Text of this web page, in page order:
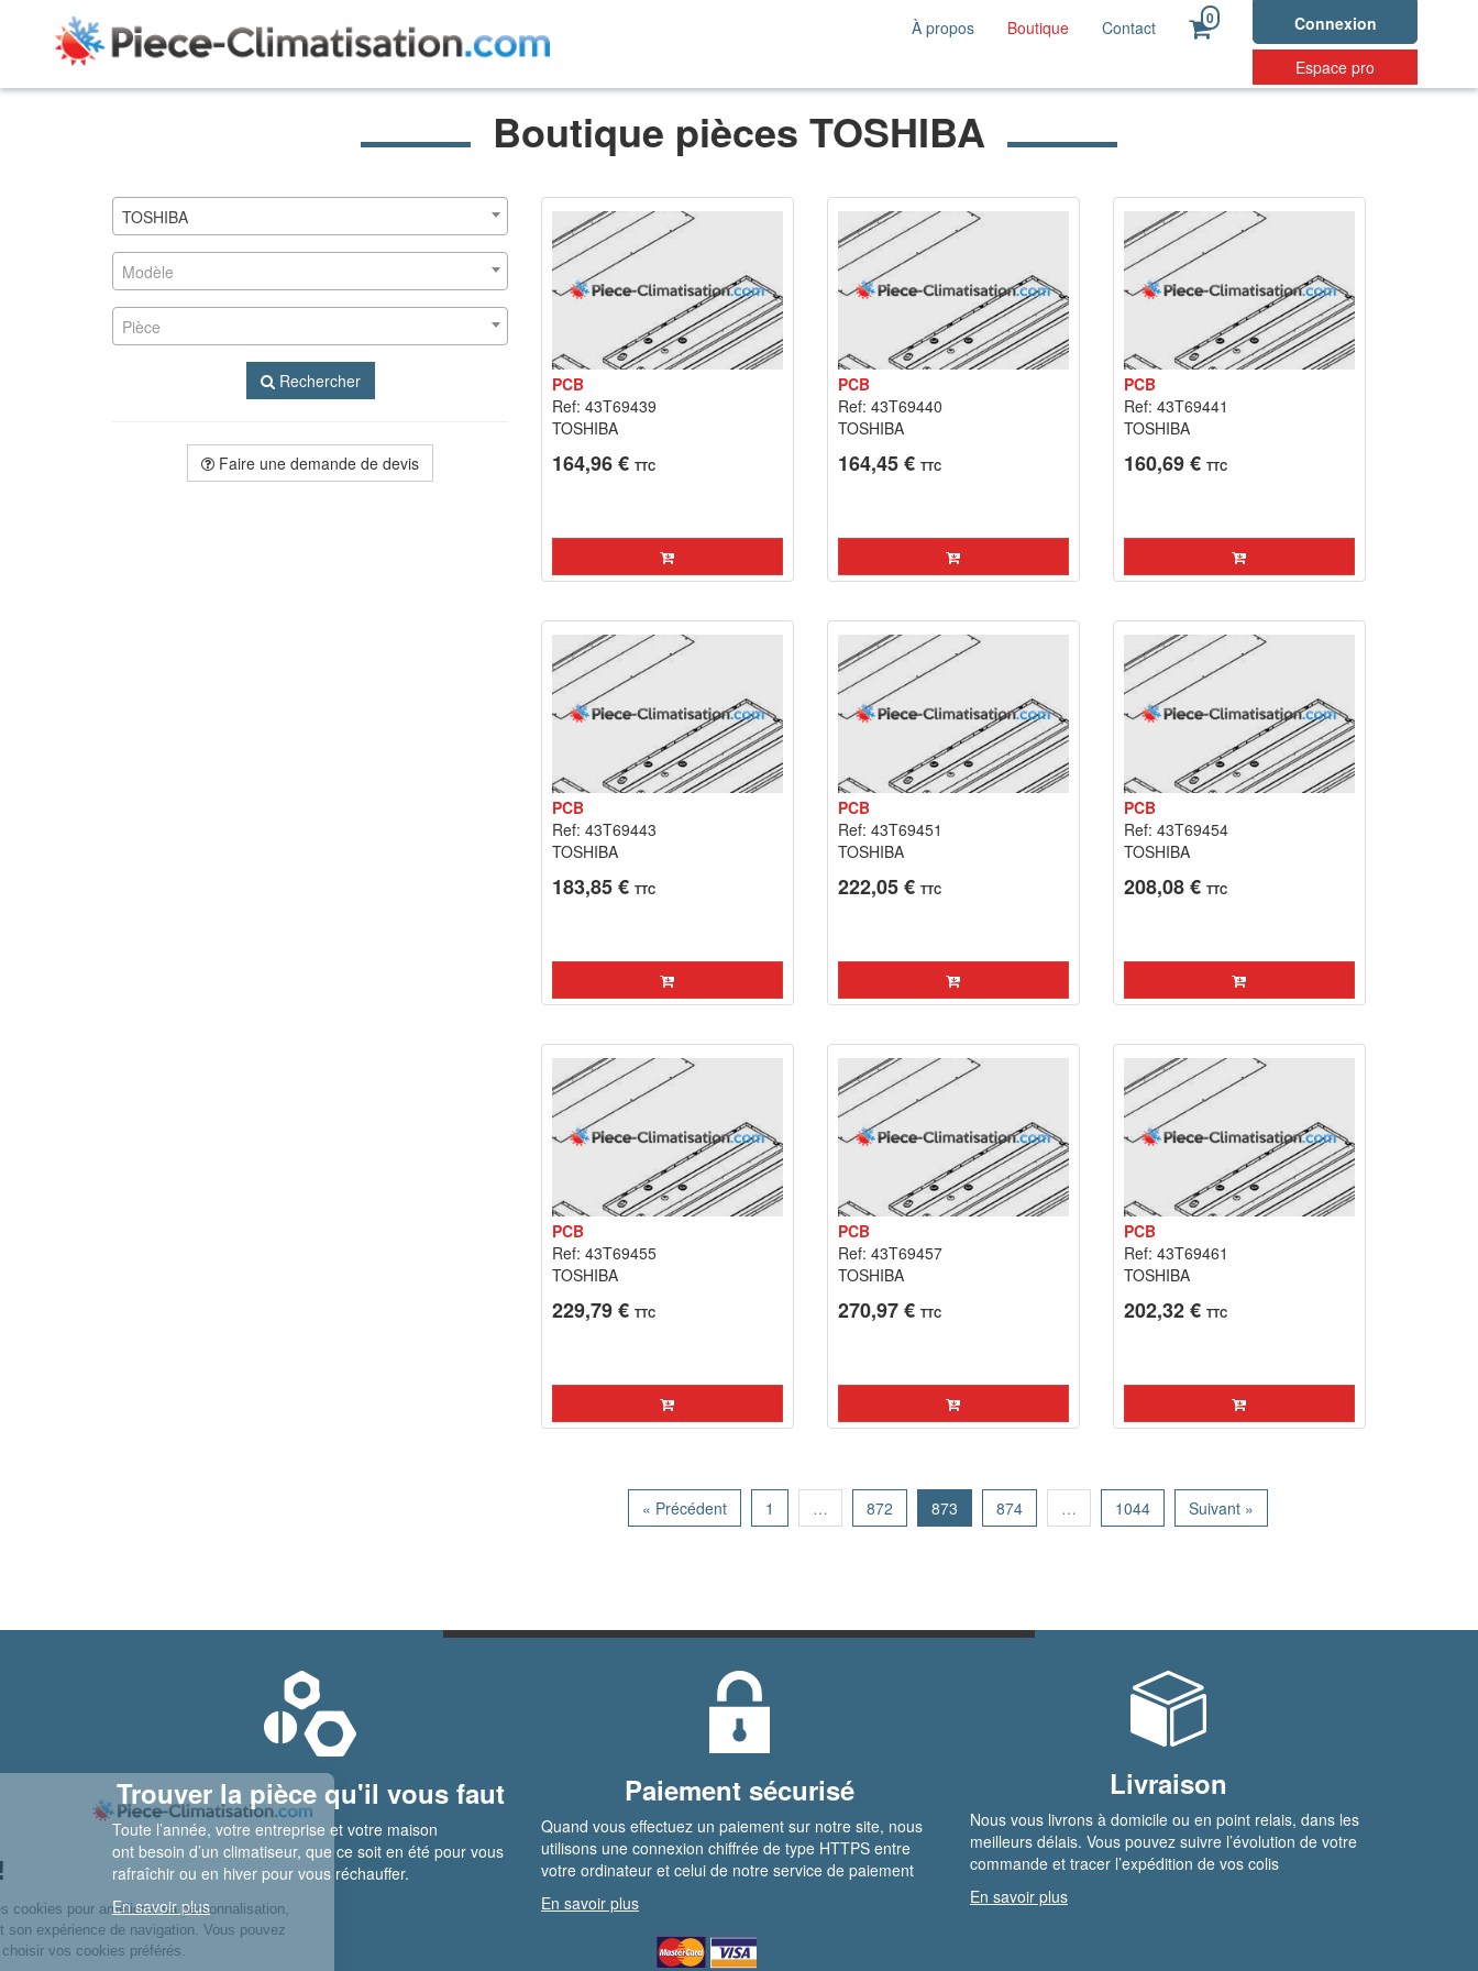
Connexion
Espace pro
À propos Boutique Contact 0
Boutique pièces TOSHIBA
PCB
Ref: 43T69439
TOSHIBA
164,96 € TTC
PCB
Ref: 43T69440
TOSHIBA
164,45 € TTC
PCB
Ref: 43T69441
TOSHIBA
160,69 € TTC
PCB
Ref: 43T69443
TOSHIBA
183,85 € TTC
PCB
Ref: 43T69451
TOSHIBA
222,05 € TTC
PCB
Ref: 43T69454
TOSHIBA
208,08 € TTC
PCB
Ref: 43T69455
TOSHIBA
229,79 € TTC
PCB
Ref: 43T69457
TOSHIBA
270,97 € TTC
PCB
Ref: 43T69461
TOSHIBA
202,32 € TTC
« Précédent 1 … 872 873 874 … 1044 Suivant »
TOSHIBA
Modèle
Pièce
Rechercher
Faire une demande de devis
Trouver la pièce qu'il vous faut
Toute l’année, votre entreprise et votre maison
ont besoin d’un climatiseur, que ce soit en été pour vous
rafraîchir ou en hiver pour vous réchauffer.
En savoir plus
Paiement sécurisé
Quand vous effectuez un paiement sur notre site, nous
utilisons une connexion chiffrée de type HTTPS entre
votre ordinateur et celui de notre service de paiement
En savoir plus
Livraison
Nous vous livrons à domicile ou en point relais, dans les
meilleurs délais. Vous pouvez suivre l’évolution de votre
commande et tracer l’expédition de vos colis
En savoir plus